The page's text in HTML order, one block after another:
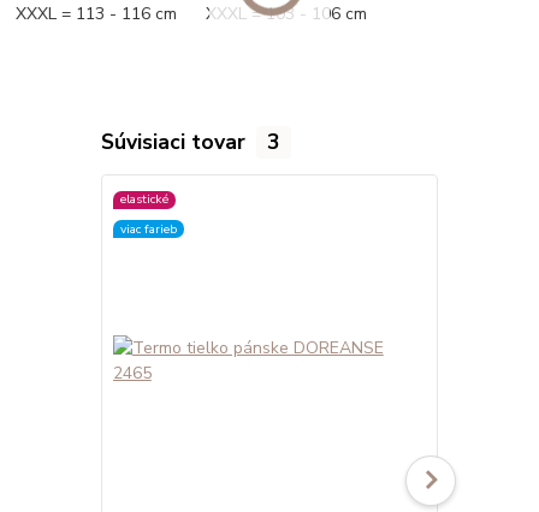
XXXL = 113 - 116 cm XXXL = 103 - 106 cm
Súvisiaci tovar 3
elastické
viac farieb